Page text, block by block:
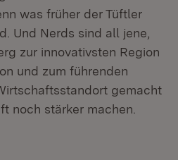
was früher der Tüftler
Und Nerds sind all jene,
zur innovativsten Region
und zum führenden
gemacht
noch stärker machen.